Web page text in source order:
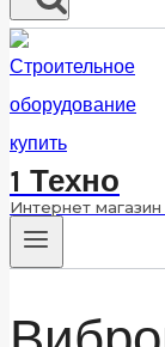
1 Техно
Интернет